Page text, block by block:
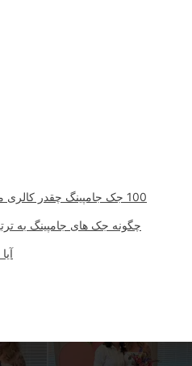
100 جک جامپینگ چقدر کالری می سوزاند؟ با پرش جک چقدر کالری در دقیقه سوزانده می شود؟
چگونه جک های جامپینگ به ترتیب 100 تا 500 کالری، 1000 کالری و 1000 کالری می